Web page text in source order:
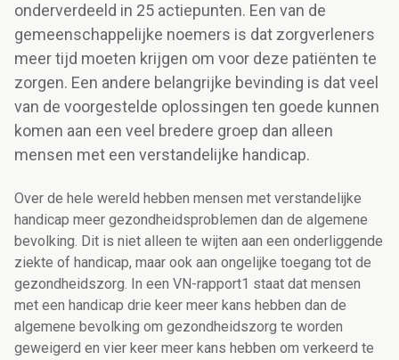
onderverdeeld in 25 actiepunten. Een van de
gemeenschappelijke noemers is dat zorgverleners
meer tijd moeten krijgen om voor deze patiënten te
zorgen. Een andere belangrijke bevinding is dat veel
van de voorgestelde oplossingen ten goede kunnen
komen aan een veel bredere groep dan alleen
mensen met een verstandelijke handicap.
Over de hele wereld hebben mensen met verstandelijke
handicap meer gezondheidsproblemen dan de algemene
bevolking. Dit is niet alleen te wijten aan een onderliggende
ziekte of handicap, maar ook aan ongelijke toegang tot de
gezondheidszorg. In een VN-rapport1 staat dat mensen
met een handicap drie keer meer kans hebben dan de
algemene bevolking om gezondheidszorg te worden
geweigerd en vier keer meer kans hebben om verkeerd te